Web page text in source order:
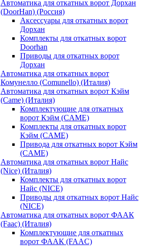
Автоматика для откатных ворот Дорхан
(DoorHan) (Россия)
Аксессуары для откатных ворот
Дорхан
Комплекты для откатных ворот
Doorhan
Приводы для откатных ворот
Дорхан
Автоматика для откатных ворот
Комунелло (Comunello) (Италия)
Автоматика для откатных ворот Кэйм
(Came) (Италия)
Комплектующие для откатных
ворот Кэйм (CAME)
Комплекты для откатных ворот
Кэйм (CAME)
Привода для откатных ворот Кэйм
(CAME)
Автоматика для откатных ворот Найс
(Nice) (Италия)
Комплекты для откатных ворот
Найс (NICE)
Приводы для откатных ворот Найс
(NICE)
Автоматика для откатных ворот ФААК
(Faac) (Италия)
Комплектующие для откатных
ворот ФААК (FAAC)